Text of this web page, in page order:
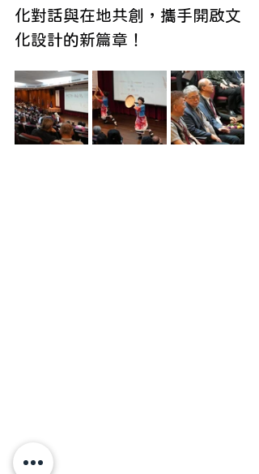
化對話與在地共創，攜手開啟文
化設計的新篇章！